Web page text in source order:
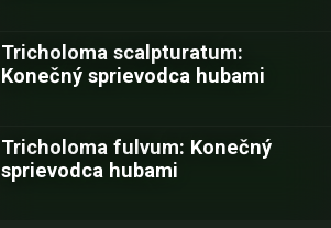
Tricholoma scalpturatum:
Konečný sprievodca hubami
Tricholoma fulvum: Konečný
sprievodca hubami